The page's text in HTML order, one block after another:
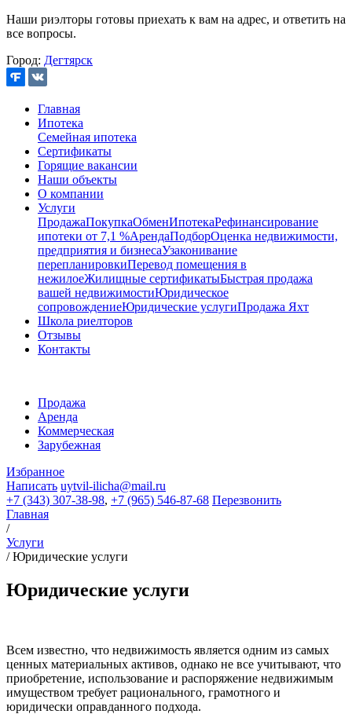
Наши риэлторы готовы приехать к вам на адрес, и ответить на
все вопросы.
Город: Дегтярск
Главная
Ипотека
Семейная ипотека
Сертификаты
Горящие вакансии
Наши объекты
О компании
Услуги
ПродажаПокупкаОбменИпотекаРефинансирование
ипотеки от 7,1 %АрендаПодборОценка недвижимости,
предприятия и бизнесаУзаконивание
перепланировкиПеревод помещения в
нежилоеЖилищные сертификатыБыстрая продажа
вашей недвижимостиЮридическое
сопровождениеЮридические услугиПродажа Яхт
Школа риелторов
Отзывы
Контакты
Продажа
Аренда
Коммерческая
Зарубежная
Избранное
Написать uytvil-ilicha@mail.ru
+7 (343) 307-38-98, +7 (965) 546-87-68 Перезвонить
Главная
/
Услуги
/Юридические услуги
Юридические услуги
Всем известно, что недвижимость является одним из самых
ценных материальных активов, однако не все учитывают, что
приобретение, использование и распоряжение недвижимым
имуществом требует рационального, грамотного и
юридически оправданного подхода.